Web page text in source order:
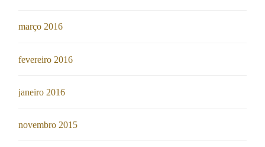
março 2016
fevereiro 2016
janeiro 2016
novembro 2015